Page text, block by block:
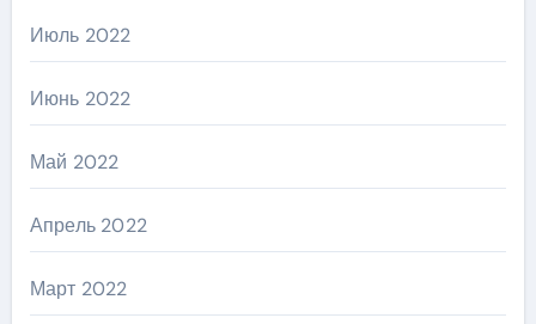
Июль 2022
Июнь 2022
Май 2022
Апрель 2022
Март 2022